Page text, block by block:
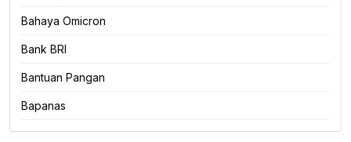
Bahaya Omicron
Bank BRI
Bantuan Pangan
Bapanas